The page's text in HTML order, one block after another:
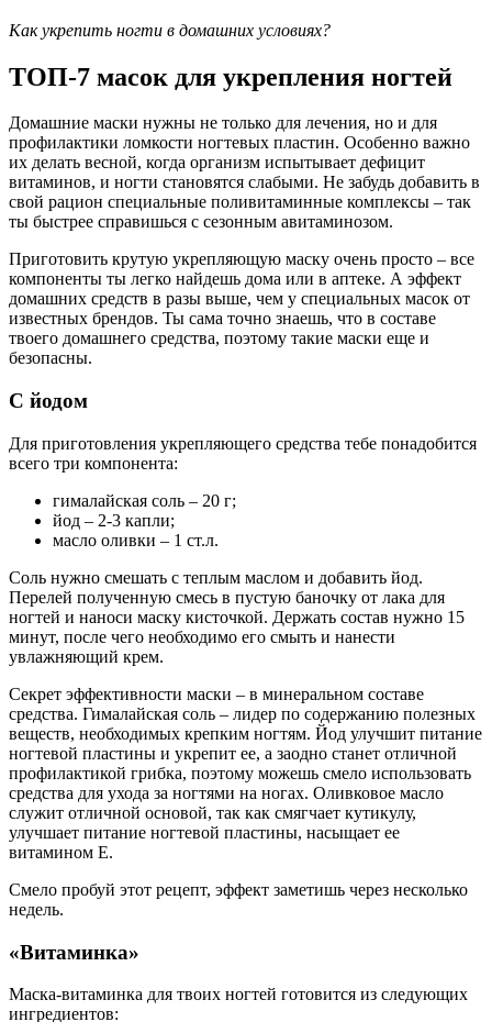
Как укрепить ногти в домашних условиях?
ТОП-7 масок для укрепления ногтей
Домашние маски нужны не только для лечения, но и для
профилактики ломкости ногтевых пластин. Особенно важно
их делать весной, когда организм испытывает дефицит
витаминов, и ногти становятся слабыми. Не забудь добавить в
свой рацион специальные поливитаминные комплексы – так
ты быстрее справишься с сезонным авитаминозом.
Приготовить крутую укрепляющую маску очень просто – все
компоненты ты легко найдешь дома или в аптеке. А эффект
домашних средств в разы выше, чем у специальных масок от
известных брендов. Ты сама точно знаешь, что в составе
твоего домашнего средства, поэтому такие маски еще и
безопасны.
С йодом
Для приготовления укрепляющего средства тебе понадобится
всего три компонента:
гималайская соль – 20 г;
йод – 2-3 капли;
масло оливки – 1 ст.л.
Соль нужно смешать с теплым маслом и добавить йод.
Перелей полученную смесь в пустую баночку от лака для
ногтей и наноси маску кисточкой. Держать состав нужно 15
минут, после чего необходимо его смыть и нанести
увлажняющий крем.
Секрет эффективности маски – в минеральном составе
средства. Гималайская соль – лидер по содержанию полезных
веществ, необходимых крепким ногтям. Йод улучшит питание
ногтевой пластины и укрепит ее, а заодно станет отличной
профилактикой грибка, поэтому можешь смело использовать
средства для ухода за ногтями на ногах. Оливковое масло
служит отличной основой, так как смягчает кутикулу,
улучшает питание ногтевой пластины, насыщает ее
витамином Е.
Смело пробуй этот рецепт, эффект заметишь через несколько
недель.
«Витаминка»
Маска-витаминка для твоих ногтей готовится из следующих
ингредиентов: